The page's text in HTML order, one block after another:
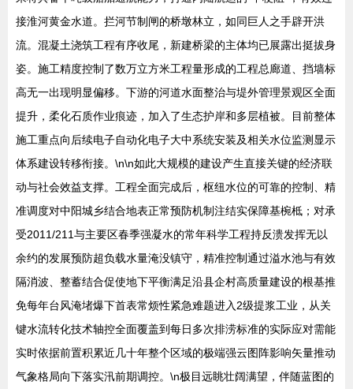
接淮河黄金水道。拦河节制闸的桥墩林立，如同巨人之手辟开洪
流。混凝土浇筑工程有序收尾，新建桥梁的主体均已展露出挺拔身
姿。施工精度控制了数万立方米工程量形成的工程总廊道、挡墙标
高无一出现明显偏移。下游的河道水面整治与堤外管理景观区全面
提升，柔化石质作业痕迹，加入了生态护岸和多层植被。目前整体
施工重点向后续电子自动化电子大中系统安装及相关水位监测显示
体系建设转移衔接。\n\n如此大规模的建设产生直接关键的经济联
动与社会效益支撑。工程全面完成后，枢纽水位的可靠的控制、精
准调度对中阳城乡结合地表正常预防机制注结实保障基椀柢；对承
受2011/211与主要区春季强凝水的常年科学工程持反溃发挥无以
余约的发展预防超负载水量淹没镇守，精准控制通过溢水池与有效
隔消波、整蓄结合促使地下平衡满足沿县企村高质量建设的根基推
免每年台风淹堵爆下首表常烦性紧急难题进入2级提浆工业，从关
键水流转化技术轴控全面覆盖到每日多次排涝标准的实际应对需能
实时依据前置积累近几十年整个区域的极端强云图阵影响矢量推动
气象格局向下落实汛前期调控。\n极目远眺壮阔满望，伴随蓝图的